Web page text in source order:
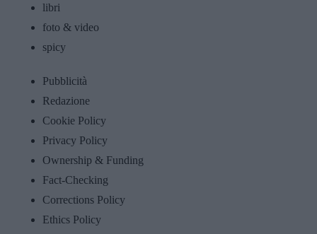
libri
foto & video
spicy
Pubblicità
Redazione
Cookie Policy
Privacy Policy
Ownership & Funding
Fact-Checking
Corrections Policy
Ethics Policy